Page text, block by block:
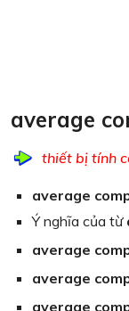
average
thiết bị tính
average
Ý nghĩa của từ
average
average
average